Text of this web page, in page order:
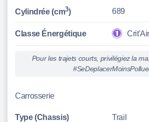
Cylindrée (cm3) 689
Classe Énergétique
Pour les trajets courts, privilégiez la
Carrosserie
Type (Chassis) Trail